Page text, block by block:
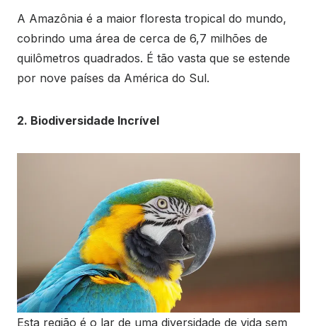
A Amazônia é a maior floresta tropical do mundo,
cobrindo uma área de cerca de 6,7 milhões de
quilômetros quadrados. É tão vasta que se estende
por nove países da América do Sul.
2. Biodiversidade Incrível
Esta região é o lar de uma diversidade de vida sem